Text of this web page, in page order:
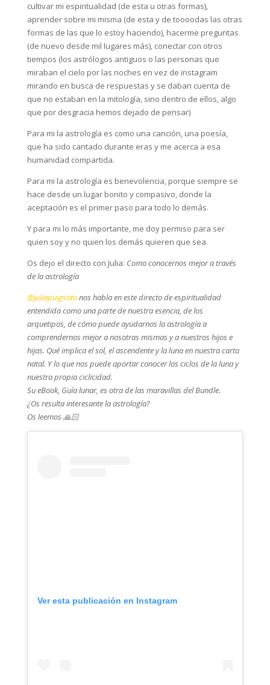
cultivar mi espiritualidad (de esta u otras formas),
aprender sobre mi misma (de esta y de toooodas las otras
formas de las que lo estoy haciendo), hacerme preguntas
(de nuevo desde mil lugares más), conectar con otros
tiempos (los astrólogos antiguos o las personas que
miraban el cielo por las noches en vez de instagram
mirando en busca de respuestas y se daban cuenta de
que no estaban en la mitología, sino dentro de ellos, algo
que por desgracia hemos dejado de pensar)
Para mi la astrología es como una canción, una poesía,
que ha sido cantado durante eras y me acerca a esa
humanidad compartida.
Para mi la astrología es benevolencia, porque siempre se
hace desde un lugar bonito y compasivo, donde la
aceptación es el primer paso para todo lo demás.
Y para mi lo más importante, me doy permiso para ser
quien soy y no quien los demás quieren que sea.
Os dejo el directo con Julia: Como conocernos mejor a través
de la astrología
@juliapuigsotonos habla en este directo de espiritualidad
entendida como una parte de nuestra esencia, de los
arquetipos, de cómo puede ayudarnos la astrología a
comprendernos mejor a nosotras mismas y a nuestros hijos e
hijas. Qué implica el sol, el ascendente y la luna en nuestra carta
natal. Y lo que nos puede aportar conocer los ciclos de la luna y
nuestra propia ciclicidad.
Su eBook, Guía lunar, es otra de las maravillas del Bundle.
¿Os resulta interesante la astrología?
Os leemos 🙏🏻
Ver esta publicación en Instagram